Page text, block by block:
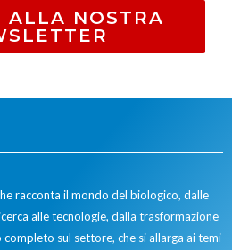
ALLA NOSTRA
racconta il mondo del biologico, dalle
alle tecnologie, dalla trasformazione
sul settore, che si allarga ai temi